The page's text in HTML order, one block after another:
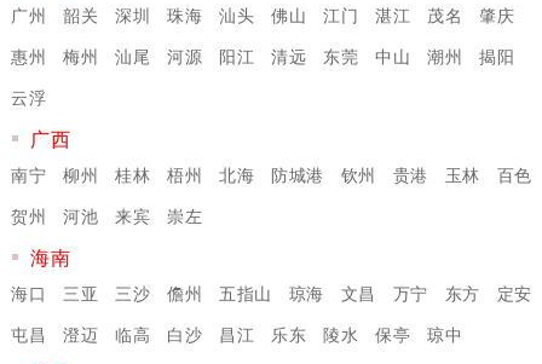
广州 韶关 深圳 珠海 汕头 佛山 江门 湛江 茂名
肇庆
惠州
梅州 汕尾 河源 阳江 清远 东莞 中山 潮州
揭阳
云浮
广西
南宁 柳州 桂林 梧州 北海 防城港 钦州 贵港 玉林
百色
贺州
河池 来宾 崇左
海南
海口 三亚 三沙 儋州 五指山 琼海 文昌 万宁 东方
定安
屯昌
澄迈 临高 白沙 昌江 乐东 陵水 保亭 琼中